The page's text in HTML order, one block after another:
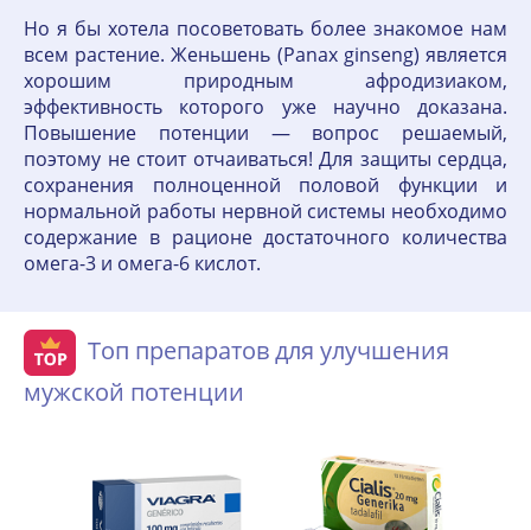
Но я бы хотела посоветовать более знакомое нам
всем растение. Женьшень (Panax ginseng) является
хорошим природным афродизиаком,
эффективность которого уже научно доказана.
Повышение потенции — вопрос решаемый,
поэтому не стоит отчаиваться! Для защиты сердца,
сохранения полноценной половой функции и
нормальной работы нервной системы необходимо
содержание в рационе достаточного количества
омега-3 и омега-6 кислот.
Топ препаратов для улучшения
мужской потенции